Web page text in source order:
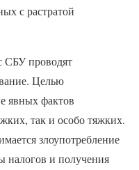
с растратой
СБУ проводят
Целью
явных фактов
так и особо тяжких.
злоупотребление
налогов и получения